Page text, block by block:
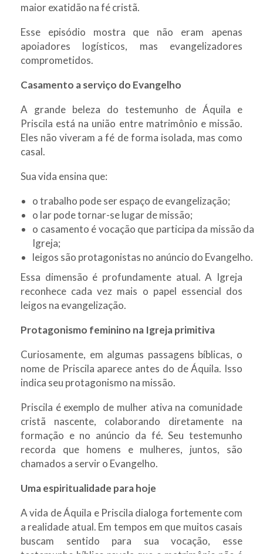
maior exatidão na fé cristã.
Esse episódio mostra que não eram apenas
apoiadores logísticos, mas evangelizadores
comprometidos.
Casamento a serviço do Evangelho
A grande beleza do testemunho de Áquila e
Priscila está na união entre matrimônio e missão.
Eles não viveram a fé de forma isolada, mas como
casal.
Sua vida ensina que:
o trabalho pode ser espaço de evangelização;
o lar pode tornar-se lugar de missão;
o casamento é vocação que participa da missão da
Igreja;
leigos são protagonistas no anúncio do Evangelho.
Essa dimensão é profundamente atual. A Igreja
reconhece cada vez mais o papel essencial dos
leigos na evangelização.
Protagonismo feminino na Igreja primitiva
Curiosamente, em algumas passagens bíblicas, o
nome de Priscila aparece antes do de Áquila. Isso
indica seu protagonismo na missão.
Priscila é exemplo de mulher ativa na comunidade
cristã nascente, colaborando diretamente na
formação e no anúncio da fé. Seu testemunho
recorda que homens e mulheres, juntos, são
chamados a servir o Evangelho.
Uma espiritualidade para hoje
A vida de Áquila e Priscila dialoga fortemente com
a realidade atual. Em tempos em que muitos casais
buscam sentido para sua vocação, esse